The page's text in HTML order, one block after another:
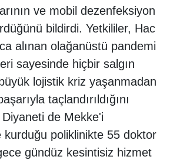
ve mobil dezenfeksiyon
bildirdi. Yetkililer, Hac
alınan olağanüstü pandemi
sayesinde hiçbir salgın
lojistik kriz yaşanmadan
taçlandırıldığını
de Mekke'i
kurduğu poliklinikte 55 doktor
gündüz kesintisiz hizmet